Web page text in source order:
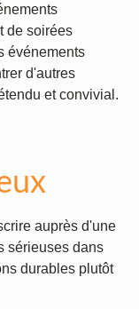
de soirées
événements
d'autres
et convivial.
auprès d'une
sérieuses dans
durables plutôt